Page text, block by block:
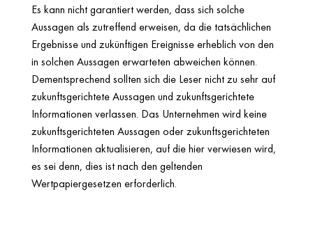
Es kann nicht garantiert werden, dass sich solche
Aussagen als zutreffend erweisen, da die tatsächlichen
Ergebnisse und zukünftigen Ereignisse erheblich von den
in solchen Aussagen erwarteten abweichen können.
Dementsprechend sollten sich die Leser nicht zu sehr auf
zukunftsgerichtete Aussagen und zukunftsgerichtete
Informationen verlassen. Das Unternehmen wird keine
zukunftsgerichteten Aussagen oder zukunftsgerichteten
Informationen aktualisieren, auf die hier verwiesen wird,
es sei denn, dies ist nach den geltenden
Wertpapiergesetzen erforderlich.